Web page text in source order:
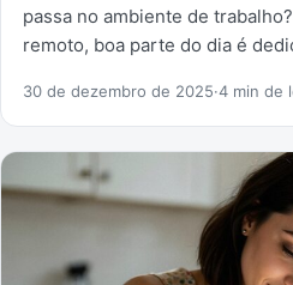
passa no ambiente de
remoto, boa parte do dia é
30 de dezembro de 2025·4 min de